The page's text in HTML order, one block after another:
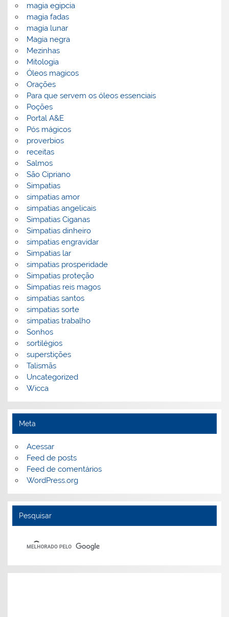
magia egipcia
magia fadas
magia lunar
Magia negra
Mezinhas
Mitologia
Óleos magicos
Orações
Para que servem os óleos essenciais
Poções
Portal A&E
Pós mágicos
proverbios
receitas
Salmos
São Cipriano
Simpatias
simpatias amor
simpatias angelicais
Simpatias Ciganas
Simpatias dinheiro
simpatias engravidar
Simpatias lar
simpatias prosperidade
Simpatias proteção
Simpatias reis magos
simpatias santos
simpatias sorte
simpatias trabalho
Sonhos
sortilégios
superstições
Talismãs
Uncategorized
Wicca
Meta
Acessar
Feed de posts
Feed de comentários
WordPress.org
Pesquisar